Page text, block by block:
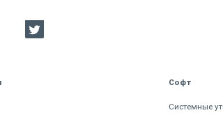
Софт
Системные